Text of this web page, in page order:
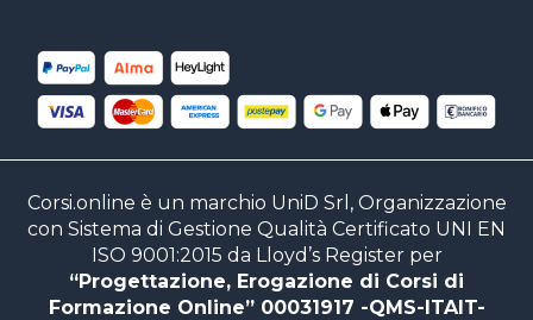
Corsi.online è un marchio UniD Srl, Organizzazione
con Sistema di Gestione Qualità Certificato UNI EN
ISO 9001:2015 da Lloyd’s Register per
“Progettazione, Erogazione di Corsi di
Formazione Online” 00031917 -QMS-ITAIT-